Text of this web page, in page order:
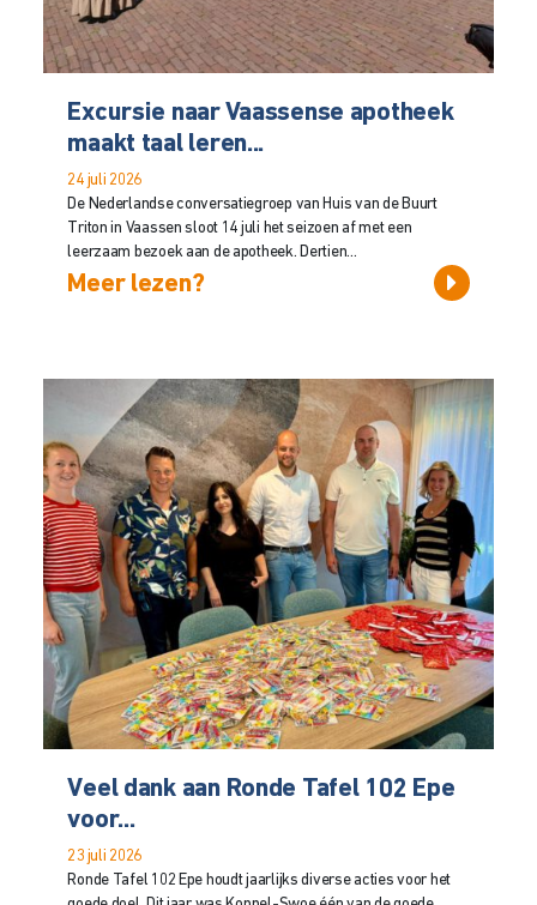
Excursie naar Vaassense apotheek
maakt taal leren...
24 juli 2026
De Nederlandse conversatiegroep van Huis van de Buurt
Triton in Vaassen sloot 14 juli het seizoen af met een
leerzaam bezoek aan de apotheek. Dertien...
Meer lezen?
Veel dank aan Ronde Tafel 102 Epe
voor...
23 juli 2026
Ronde Tafel 102 Epe houdt jaarlijks diverse acties voor het